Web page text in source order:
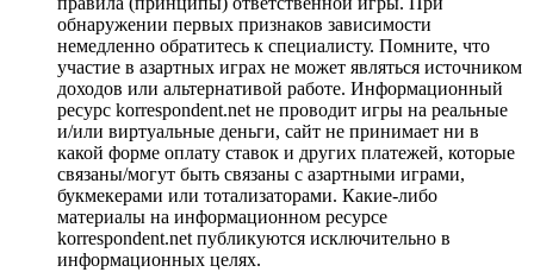
обнаружении первых признаков зависимости
немедленно обратитесь к специалисту. Помните, что
участие в азартных играх не может являться источником
доходов или альтернативой работе. Информационный
ресурс korrespondent.net не проводит игры на реальные
и/или виртуальные деньги, сайт не принимает ни в
какой форме оплату ставок и других платежей, которые
связаны/могут быть связаны с азартными играми,
букмекерами или тотализаторами. Какие-либо
материалы на информационном ресурсе
korrespondent.net публикуются исключительно в
информационных целях.